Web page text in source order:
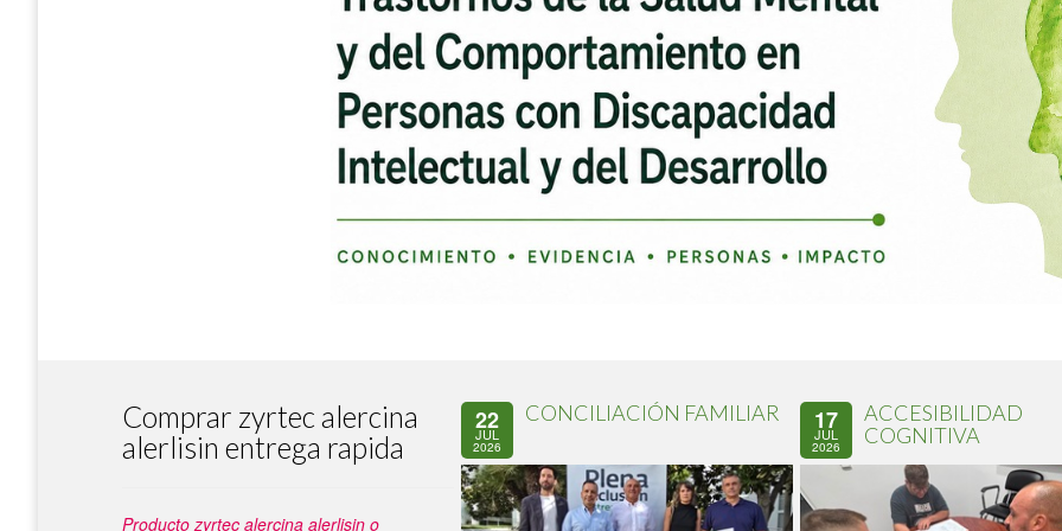
Comprar zyrtec alercina
alerlisin entrega rapida
Producto zyrtec alercina alerlisin o
22
JUL
2026
CONCILIACIÓN FAMILIAR 17
JUL
2026
ACCESIBILIDAD
COGNITIVA